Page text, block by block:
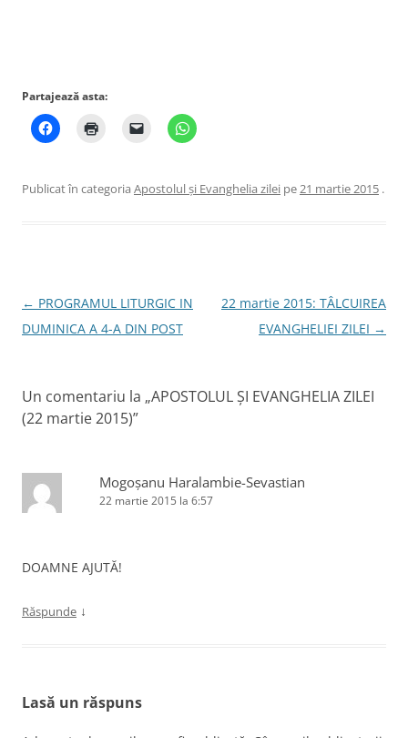
Partajează asta:
Publicat în categoria Apostolul şi Evanghelia zilei pe21 martie 2015 .
Navigare
în
← PROGRAMUL LITURGIC IN
DUMINICA A 4-A DIN POST
22 martie 2015: TÂLCUIREA
EVANGHELIEI ZILEI →
Un comentariu la „APOSTOLUL ȘI EVANGHELIA ZILEI
(22 martie 2015)”
Mogoșanu Haralambie-Sevastian
22 martie 2015 la 6:57
DOAMNE AJUTĂ!
Răspunde ↓
Lasă un răspuns